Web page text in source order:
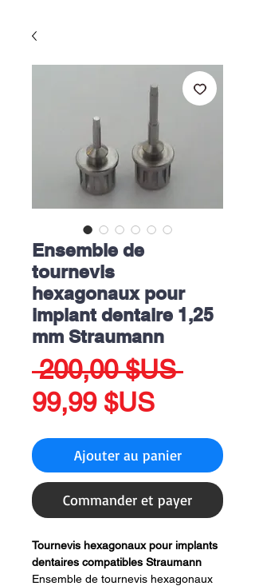
Ensemble de
tournevis
hexagonaux pour
implant dentaire 1,25
mm Straumann
200,00 $US Prix
99,99 $USPrix
Ajouter au panier
Commander et payer
Tournevis hexagonaux pour implants
dentaires compatibles Straumann
Ensemble de tournevis hexagonaux